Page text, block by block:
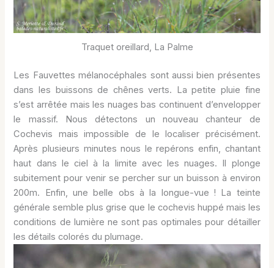
Traquet oreillard, La Palme
Les Fauvettes mélanocéphales sont aussi bien présentes
dans les buissons de chênes verts. La petite pluie fine
s’est arrêtée mais les nuages bas continuent d’envelopper
le massif. Nous détectons un nouveau chanteur de
Cochevis mais impossible de le localiser précisément.
Après plusieurs minutes nous le repérons enfin, chantant
haut dans le ciel à la limite avec les nuages. Il plonge
subitement pour venir se percher sur un buisson à environ
200m. Enfin, une belle obs à la longue-vue ! La teinte
générale semble plus grise que le cochevis huppé mais les
conditions de lumière ne sont pas optimales pour détailler
les détails colorés du plumage.